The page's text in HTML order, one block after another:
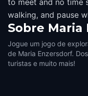
to meet and no time
walking, and pause
Sobre Maria
Jogue um jogo de
de Maria Enzersdorf.
turistas e muito mais!